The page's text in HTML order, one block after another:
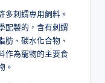
多刺蝟專用飼料。
配製的，含有刺蝟
肪、碳水化合物、
作為寵物的主要食
。